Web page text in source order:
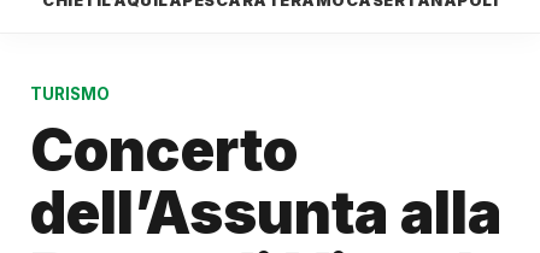
TURISMO
Concerto
dell’Assunta alla